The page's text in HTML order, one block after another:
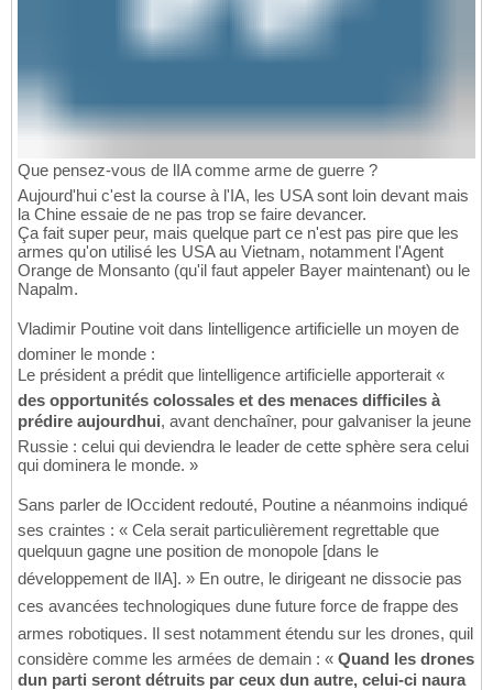
Que pensez-vous de lIA comme arme de guerre ?
Aujourd'hui c'est la course à l'IA, les USA sont loin devant mais
la Chine essaie de ne pas trop se faire devancer.
Ça fait super peur, mais quelque part ce n'est pas pire que les
armes qu'on utilisé les USA au Vietnam, notamment l'Agent
Orange de Monsanto (qu'il faut appeler Bayer maintenant) ou le
Napalm.
Vladimir Poutine voit dans lintelligence artificielle un moyen de
dominer le monde :
Le président a prédit que lintelligence artificielle apporterait «
des opportunités colossales et des menaces difficiles à
prédire aujourdhui, avant denchaîner, pour galvaniser la jeune
Russie : celui qui deviendra le leader de cette sphère sera celui
qui dominera le monde. »
Sans parler de lOccident redouté, Poutine a néanmoins indiqué
ses craintes : « Cela serait particulièrement regrettable que
quelquun gagne une position de monopole [dans le
développement de lIA]. » En outre, le dirigeant ne dissocie pas
ces avancées technologiques dune future force de frappe des
armes robotiques. Il sest notamment étendu sur les drones, quil
considère comme les armées de demain : « Quand les drones
dun parti seront détruits par ceux dun autre, celui-ci naura